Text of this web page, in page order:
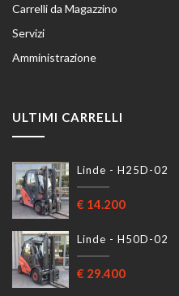
Carrelli da Magazzino
Servizi
Amministrazione
ULTIMI CARRELLI
Linde - H25D-02
€ 14.200
Linde - H50D-02
€ 29.400